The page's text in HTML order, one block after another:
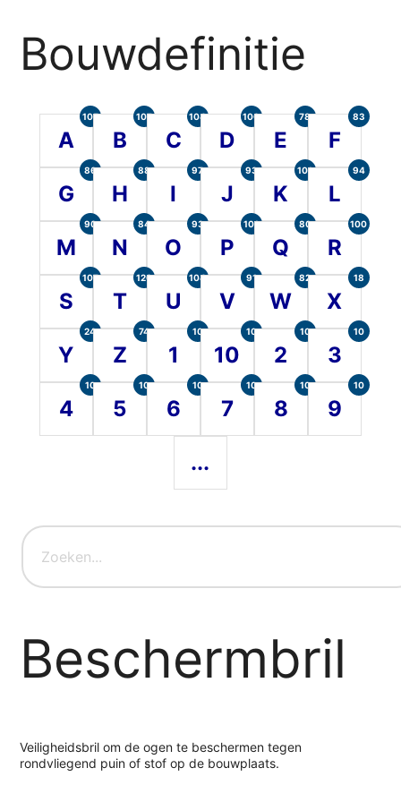
Bouwdefinitie
A
105
B
107
C
104
D
100
E
78
F
83
G
86
H
88
I
97
J
93
K
101
L
94
M
90
N
84
O
93
P
101
Q
80
R
100
S
107
T
120
U
104
V
91
W
82
X
18
Y
24
Z
74
1
10
10
10
2
10
3
10
4
10
5
10
6
10
7
10
8
10
9
10
...
Beschermbril
Veiligheidsbril om de ogen te beschermen tegen
rondvliegend puin of stof op de bouwplaats.